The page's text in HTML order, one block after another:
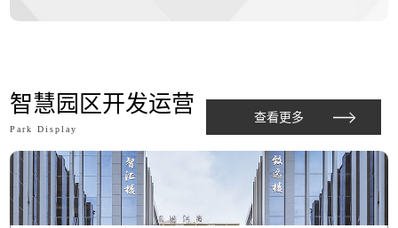
智慧园区开发运营
Park Display
查看更多